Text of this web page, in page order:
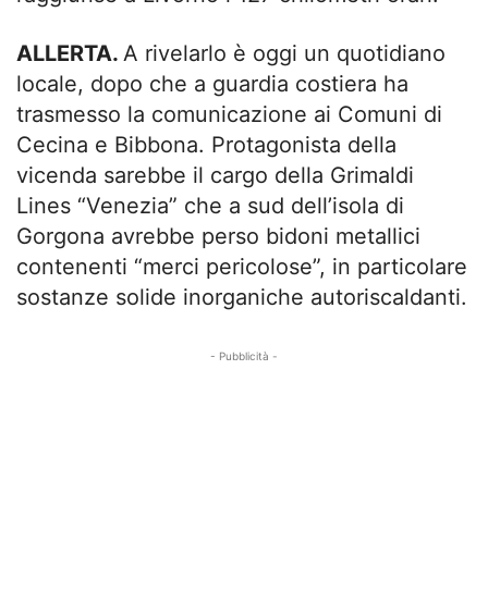
ALLERTA. A rivelarlo è oggi un quotidiano
locale, dopo che a guardia costiera ha
trasmesso la comunicazione ai Comuni di
Cecina e Bibbona. Protagonista della
vicenda sarebbe il cargo della Grimaldi
Lines “Venezia” che a sud dell’isola di
Gorgona avrebbe perso bidoni metallici
contenenti “merci pericolose”, in particolare
sostanze solide inorganiche autoriscaldanti.
- Pubblicità -